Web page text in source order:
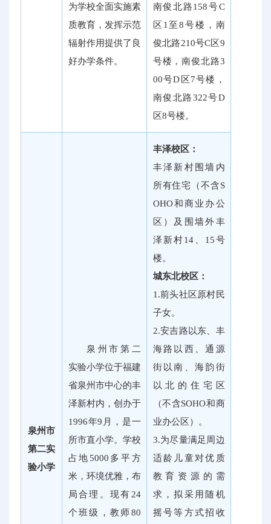
为学校全面实施素
质教育，发挥示范
辐射作用提供了良
好办学条件。
南俊北路158号C
区1至8号楼，南
俊北路210号C区9
号楼，南俊北路3
00号D区7号楼，
南俊北路322号D
区8号楼。
泉州市
第二实
验小学
泉州市第二
实验小学位于福建
省泉州市中心的丰
泽新村内，创办于
1996年9月，是一
所市直小学。学校
占地5000多平方
米，环境优雅，布
局合理。现有24
个班级，教师80
丰泽校区：
丰泽新村围墙内
所有住宅（不含S
OHO和商业办公
区）及围墙外丰
泽新村14、15号
楼。
城东北校区：
1.前头社区原村民
子女。
2.安吉路以东、丰
海路以西、通源
街以南、海韵街
以北的住宅区
（不含SOHO和商
业办公区）。
3.为尽量满足周边
适龄儿童对优质
教育资源的需
求，拟采用随机
摇号等方式招收